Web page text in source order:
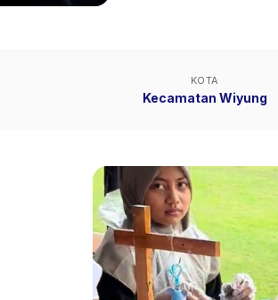
KOTA
Kecamatan Wiyung